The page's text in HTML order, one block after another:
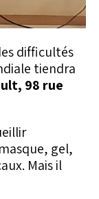
difficultés
tiendra
98 rue
gel,
Mais il